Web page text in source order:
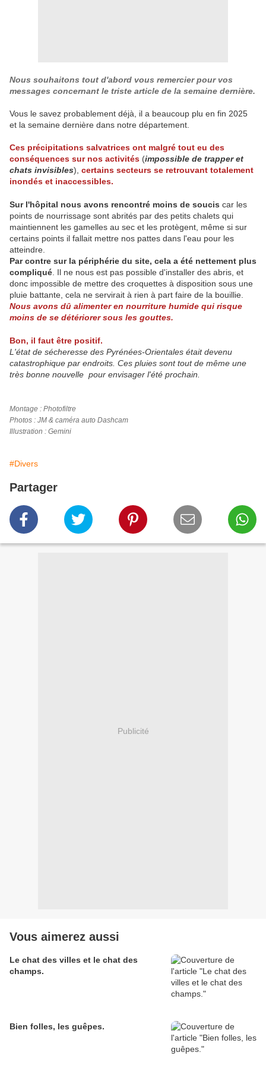
Nous souhaitons tout d'abord vous remercier pour vos
messages concernant le triste article de la semaine dernière.
Vous le savez probablement déjà, il a beaucoup plu en fin 2025
et la semaine dernière dans notre département.
Ces précipitations salvatrices ont malgré tout eu des
conséquences sur nos activités (impossible de trapper et
chats invisibles), certains secteurs se retrouvant totalement
inondés et inaccessibles.
Sur l'hôpital nous avons rencontré moins de soucis car les
points de nourrissage sont abrités par des petits chalets qui
maintiennent les gamelles au sec et les protègent, même si sur
certains points il fallait mettre nos pattes dans l'eau pour les
atteindre.
Par contre sur la périphérie du site, cela a été nettement plus
compliqué . Il ne nous est pas possible d'installer des abris, et
donc impossible de mettre des croquettes à disposition sous une
pluie battante, cela ne servirait à rien à part faire de la bouillie.
Nous avons dû alimenter en nourriture humide qui risque
moins de se détériorer sous les gouttes.
Bon, il faut être positif.
L'état de sécheresse des Pyrénées-Orientales était devenu
catastrophique par endroits. Ces pluies sont tout de même une
très bonne nouvelle pour envisager l'été prochain.
Montage : Photofiltre
Photos : JM & caméra auto Dashcam
Illustration : Gemini
#Divers
Partager
Publicité
Vous aimerez aussi
Le chat des villes et le chat des
champs.
Bien folles, les guêpes.